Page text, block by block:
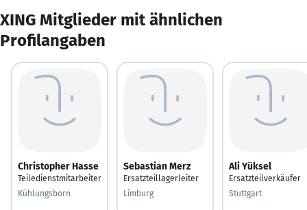
XING Mitglieder mit ähnlichen
Profilangaben
Christopher Hasse
Teiledienstmitarbeiter
Kühlungsborn
Sebastian Merz
Ersatzteillagerleiter
Limburg
Ali Yüksel
Ersatzteilverkäufer
Stuttgart